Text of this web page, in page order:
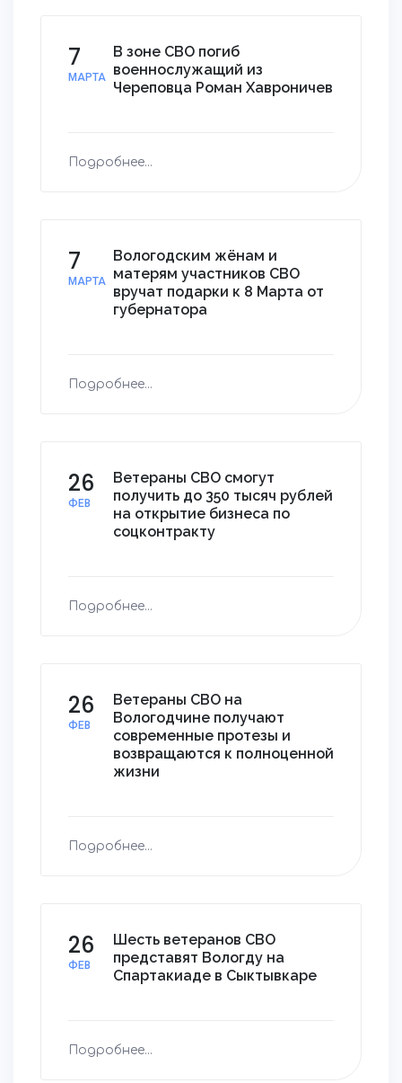
7
МАРТА
В зоне СВО погиб
военнослужащий из
Череповца Роман Хавроничев
Подробнее...
7
МАРТА
Вологодским жёнам и
матерям участников СВО
вручат подарки к 8 Марта от
губернатора
Подробнее...
26
ФЕВ
Ветераны СВО смогут
получить до 350 тысяч рублей
на открытие бизнеса по
соцконтракту
Подробнее...
26
ФЕВ
Ветераны СВО на
Вологодчине получают
современные протезы и
возвращаются к полноценной
жизни
Подробнее...
26
ФЕВ
Шесть ветеранов СВО
представят Вологду на
Спартакиаде в Сыктывкаре
Подробнее...